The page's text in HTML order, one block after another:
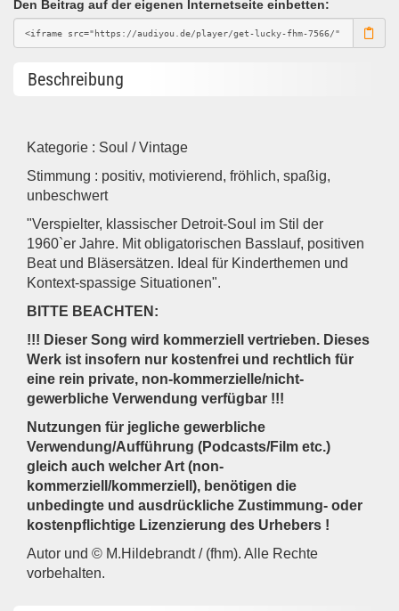
Den Beitrag auf der eigenen Internetseite einbetten:
Beschreibung
Kategorie : Soul / Vintage
Stimmung : positiv, motivierend, fröhlich, spaßig,
unbeschwert
"Verspielter, klassischer Detroit-Soul im Stil der
1960`er Jahre. Mit obligatorischen Basslauf, positiven
Beat und Bläsersätzen. Ideal für Kinderthemen und
Kontext-spassige Situationen".
BITTE BEACHTEN:
!!! Dieser Song wird kommerziell vertrieben. Dieses
Werk ist insofern nur kostenfrei und rechtlich für
eine rein private, non-kommerzielle/nicht-
gewerbliche Verwendung verfügbar !!!
Nutzungen für jegliche gewerbliche
Verwendung/Aufführung (Podcasts/Film etc.)
gleich auch welcher Art (non-
kommerziell/kommerziell), benötigen die
unbedingte und ausdrückliche Zustimmung- oder
kostenpflichtige Lizenzierung des Urhebers !
Autor und © M.Hildebrandt / (fhm). Alle Rechte
vorbehalten.